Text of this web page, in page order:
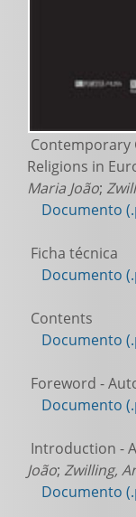
Contemporary
Religions in
Maria João;
Documento
Ficha técnica
Documento
Contents
Documento
Foreword -
Documento
Introduction -
João; Zwilling,
Documento